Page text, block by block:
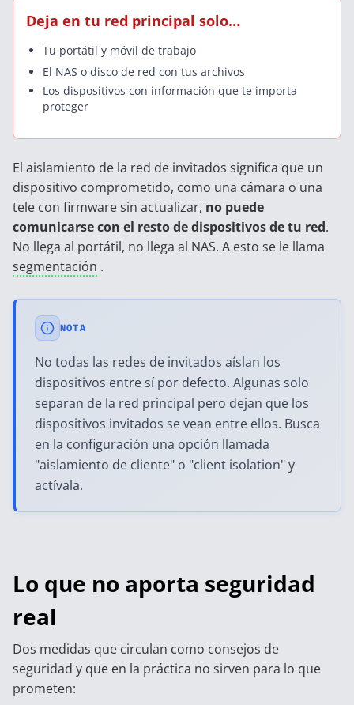
Deja en tu red principal solo...
Tu portátil y móvil de trabajo
El NAS o disco de red con tus archivos
Los dispositivos con información que te importa
proteger
El aislamiento de la red de invitados significa que un
dispositivo comprometido, como una cámara o una
tele con firmware sin actualizar, no puede
comunicarse con el resto de dispositivos de tu red.
No llega al portátil, no llega al NAS. A esto se le llama
segmentación .
NOTA
No todas las redes de invitados aíslan los
dispositivos entre sí por defecto. Algunas solo
separan de la red principal pero dejan que los
dispositivos invitados se vean entre ellos. Busca
en la configuración una opción llamada
"aislamiento de cliente" o "client isolation" y
actívala.
Lo que no aporta seguridad
real
Dos medidas que circulan como consejos de
seguridad y que en la práctica no sirven para lo que
prometen: